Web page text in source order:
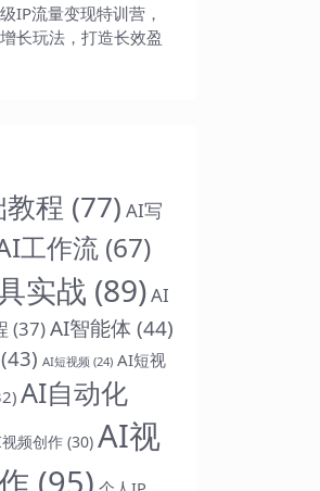
级IP流量变现特训营，
长玩法，打造长效盈
程 (77) AI写
工作流 (67)
实战 (89)AI
(37)AI智能体 (44)
(43) AI短视频 (24) AI短视
AI自动化
频创作 (30) AI视
(95)